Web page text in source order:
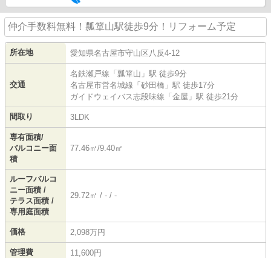
仲介手数料無料！瓢箪山駅徒歩9分！リフォーム予定
所在地 愛知県名古屋市守山区 八反4-12
交通
名鉄瀬戸線 「 瓢箪山 」駅 徒歩9分
名古屋市営名城線 「 砂田橋 」駅 徒歩17分
ガイドウェイバス志段味線 「 金屋 」駅 徒歩21分
間取り 3LDK
専有面積/
バルコニー面
積
77.46㎡/9.40㎡
ルーフバルコ
ニー面積 /
テラス面積 /
専用庭面積
29.72㎡ / - / -
価格 2,098万円
管理費 11,600円